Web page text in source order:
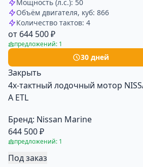
Мощность (л.с.): 50
Объём двигателя, куб: 866
Количество тактов: 4
от 644 500 ₽
предложений: 1
30 дней
Закрыть
4х-тактный лодочный мотор
A ETL
Бренд: Nissan Marine
644 500 ₽
предложений: 1
Под заказ